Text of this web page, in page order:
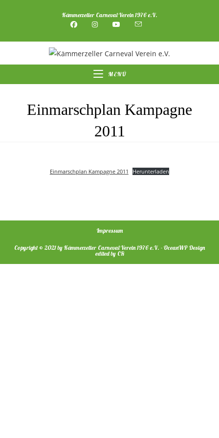
Kämmerzeller Carneval Verein 1976 e.V.
MENÜ
Einmarschplan Kampagne
2011
Einmarschplan Kampagne 2011 Herunterladen
Impressum
Copyright © 2021 by Kämmerzeller Carneval Verein 1976 e.V. - OceanWP Design
edited by CR